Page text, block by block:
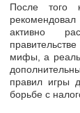
После того
активно
мифы, а
правил игры
борьбе с